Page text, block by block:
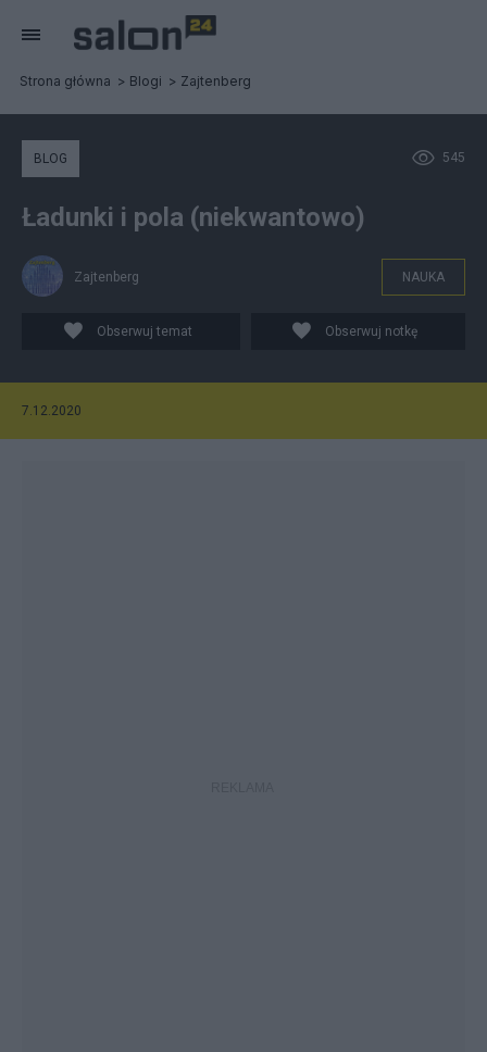
Strona główna Blogi Zajtenberg
545
BLOG
Ładunki i pola (niekwantowo)
Zajtenberg NAUKA
Obserwuj temat Obserwuj notkę
7.12.2020